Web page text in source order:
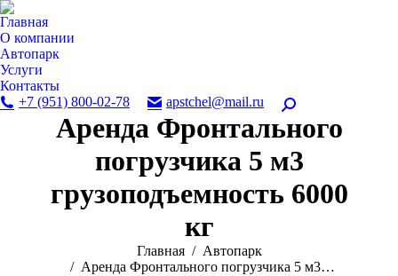
Главная
О компании
Автопарк
Услуги
Контакты
+7 (951) 800-02-78
apstchel@mail.ru Поиск:
Аренда Фронтального
погрузчика 5 м3
грузоподъемность 6000
кг
Главная
Автопарк
Аренда Фронтального погрузчика 5 м3…